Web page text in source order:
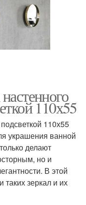
110х55
110х55
украшения ванной
делают
но и
В этой
зеркал и их